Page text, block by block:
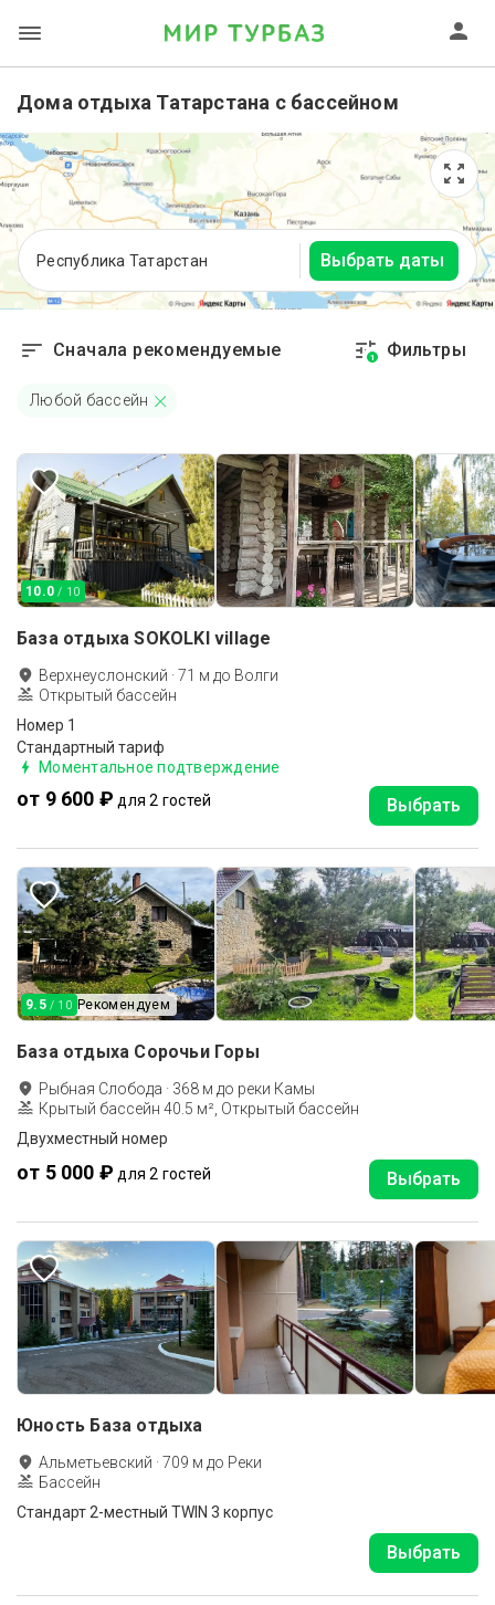
Дома отдыха Татарстана с бассейном
Республика Татарстан Выбрать даты
Сначала рекомендуемые 1 Фильтры
Любой бассейн
10.0 / 10
База отдыха SOKOLKI village
Верхнеуслонский ·71 м до Волги
Открытый бассейн
Номер 1
Стандартный тариф
Моментальное подтверждение
от 9 600 ₽ для 2 гостей Выбрать
9.5 / 10 Рекомендуем
База отдыха Сорочьи Горы
Рыбная Слобода · 368 м до реки Камы
Крытый бассейн 40.5 м², Открытый бассейн
Двухместный номер
от 5 000 ₽ для 2 гостей Выбрать
Юность База отдыха
Альметьевский ·709 м до Реки
Бассейн
Стандарт 2-местный TWIN 3 корпус
Выбрать